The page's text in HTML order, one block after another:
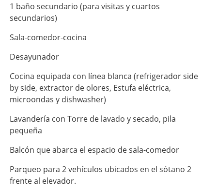
1 ⁠baño secundario (para visitas y cuartos
secundarios)
Sala-comedor-cocina
Desayunador
Cocina equipada con línea blanca (refrigerador side
by side, extractor de olores, Estufa eléctrica,
microondas y dishwasher)
Lavandería con Torre de lavado y secado, pila
pequeña
Balcón que abarca el espacio de sala-comedor
Parqueo para 2 vehículos ubicados en el sótano 2
frente al elevador.